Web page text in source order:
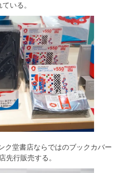
いる。
ク堂書店ならではのブックカバー
先行販売する。